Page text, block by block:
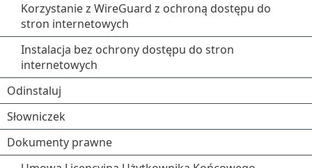
Korzystanie z WireGuard z ochroną dostępu do
stron internetowych
Instalacja bez ochrony dostępu do stron
internetowych
Odinstaluj
Słowniczek
Dokumenty prawne